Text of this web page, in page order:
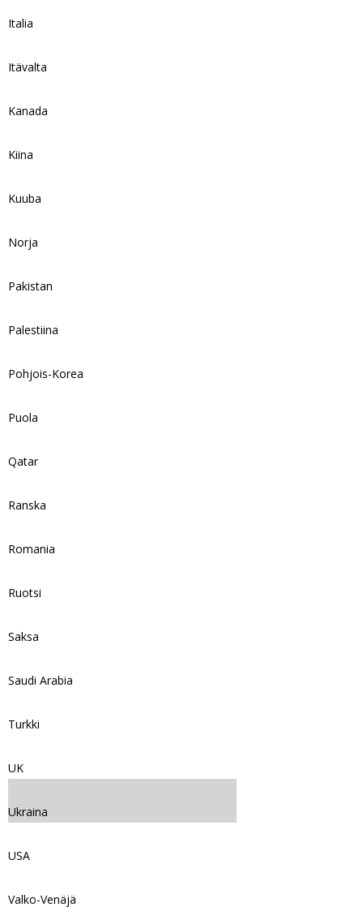
Italia
Itävalta
Kanada
Kiina
Kuuba
Norja
Pakistan
Palestiina
Pohjois-Korea
Puola
Qatar
Ranska
Romania
Ruotsi
Saksa
Saudi Arabia
Turkki
UK
Ukraina
USA
Valko-Venäjä